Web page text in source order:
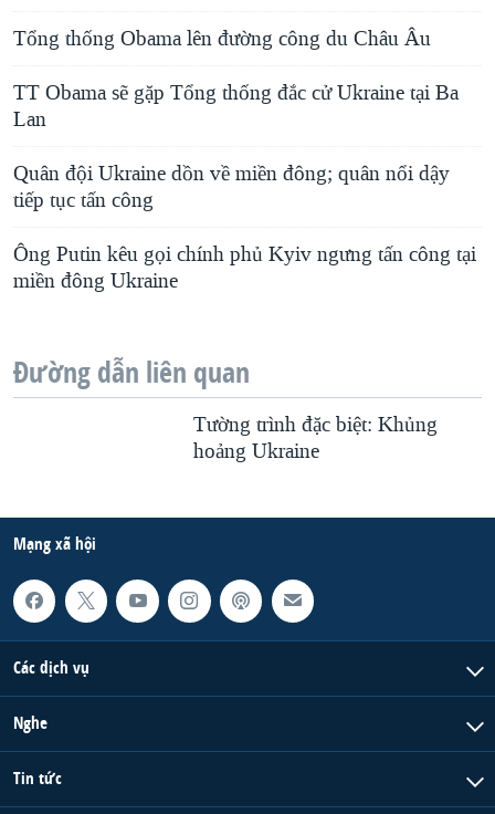
Tổng thống Obama lên đường công du Châu Âu
TT Obama sẽ gặp Tổng thống đắc cử Ukraine tại Ba
Lan
Quân đội Ukraine dồn về miền đông; quân nổi dậy
tiếp tục tấn công
Ông Putin kêu gọi chính phủ Kyiv ngưng tấn công tại
miền đông Ukraine
Đường dẫn liên quan
Tường trình đặc biệt: Khủng
hoảng Ukraine
Mạng xã hội
Các dịch vụ
Nghe
Tin tức